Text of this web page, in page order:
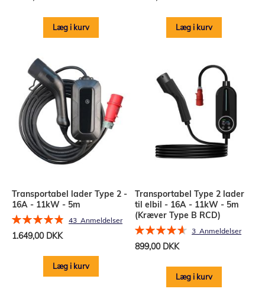
Læg i kurv Læg i kurv
Transportabel lader Type 2 -
16A - 11kW - 5m
Bedømmelse:
43 Anmeldelser
1.649,00 DKK
Læg i kurv
Transportabel Type 2 lader
til elbil - 16A - 11kW - 5m
(Kræver Type B RCD)
Bedømmelse:
3Anmeldelser
899,00 DKK
Læg i kurv